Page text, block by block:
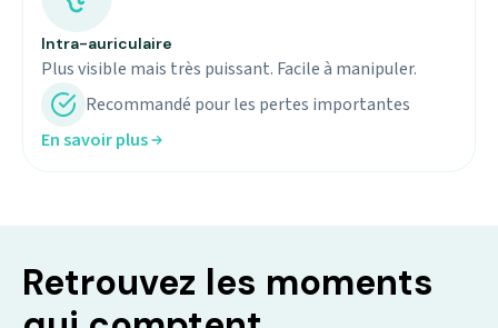
Intra-auriculaire
Plus visible mais très puissant. Facile à manipuler.
Recommandé pour les pertes importantes
En savoir plus
Retrouvez les moments